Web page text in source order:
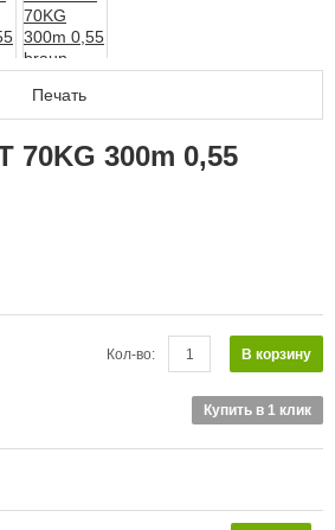
Печать
70KG 300m 0,55
В корзину
Кол-во:
Купить в 1 клик